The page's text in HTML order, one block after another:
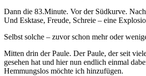
Dann die 83.Minute. Vor der Südkurve.
Und Esktase, Freude, Schreie – eine
Selbst solche – zuvor schon mehr oder
Mitten drin der Paule. Der Paule, der seit
gesehen hat und hier nun endlich einmal
Hemmungslos möchte ich hinzufügen.